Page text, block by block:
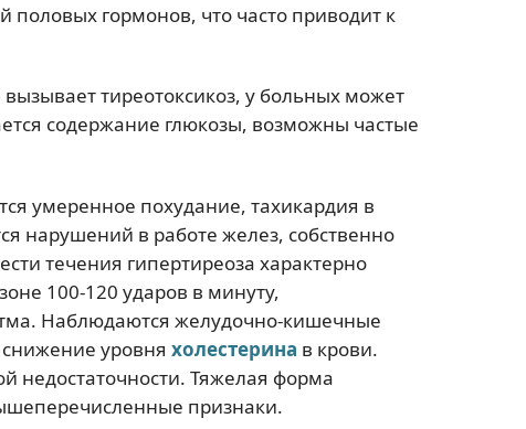
гормонов, что часто приводит к
тиреотоксикоз, у больных может
содержание глюкозы, возможны частые
умеренное похудание, тахикардия в
нарушений в работе желез, собственно
течения гипертиреоза характерно
100-120 ударов в минуту,
Наблюдаются желудочно-кишечные
уровня холестерина в крови.
недостаточности. Тяжелая форма
признаки.